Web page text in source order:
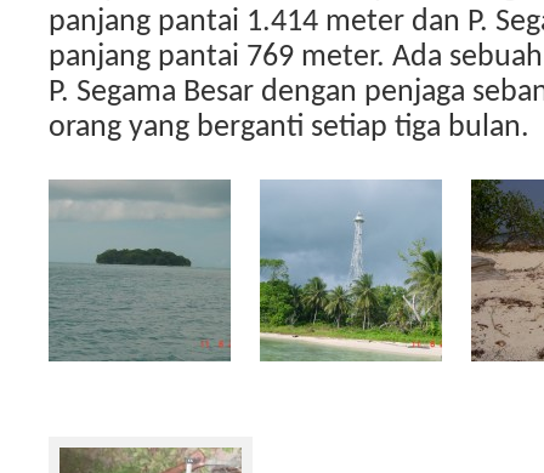
panjang pantai 1.414 meter dan P.
panjang pantai 769 meter. Ada
P. Segama Besar dengan penjaga
orang yang berganti setiap tiga bulan.